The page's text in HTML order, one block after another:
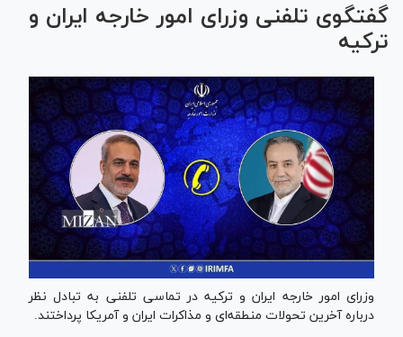
گفتگوی تلفنی وزرای امور خارجه ایران و
ترکیه
وزرای امور خارجه ایران و ترکیه در تماسی تلفنی به تبادل نظر
درباره آخرین تحولات منطقه‌ای و مذاکرات ایران و آمریکا پرداختند.